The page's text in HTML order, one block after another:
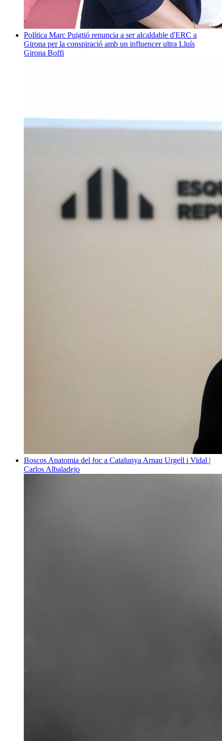
Política Marc Puigtió renuncia a ser alcaldable d'ERC a
Girona per la conspiració amb un influencer ultra Lluís
Girona Boffi
Boscos Anatomia del foc a Catalunya Arnau Urgell i Vidal |
Carlos Albaladejo